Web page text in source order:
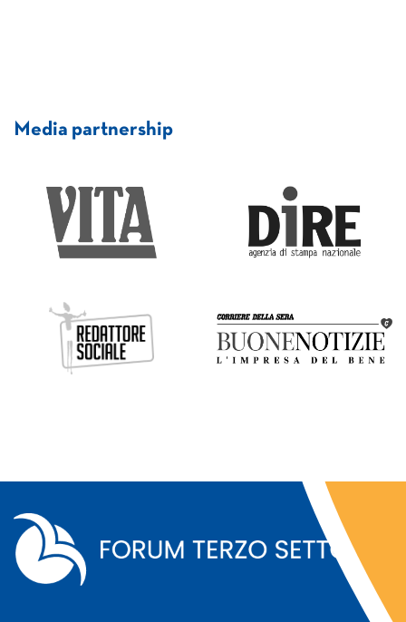
Media partnership